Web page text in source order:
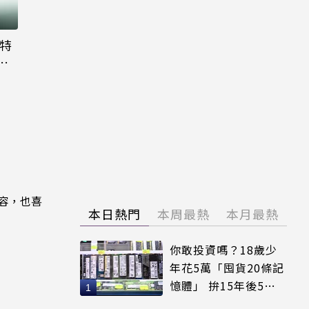
，也喜
本日熱門 本周最熱 本月最熱
你敢投資嗎？18歲少
年花5萬「囤貨20條記
憶體」 拚15年後5倍